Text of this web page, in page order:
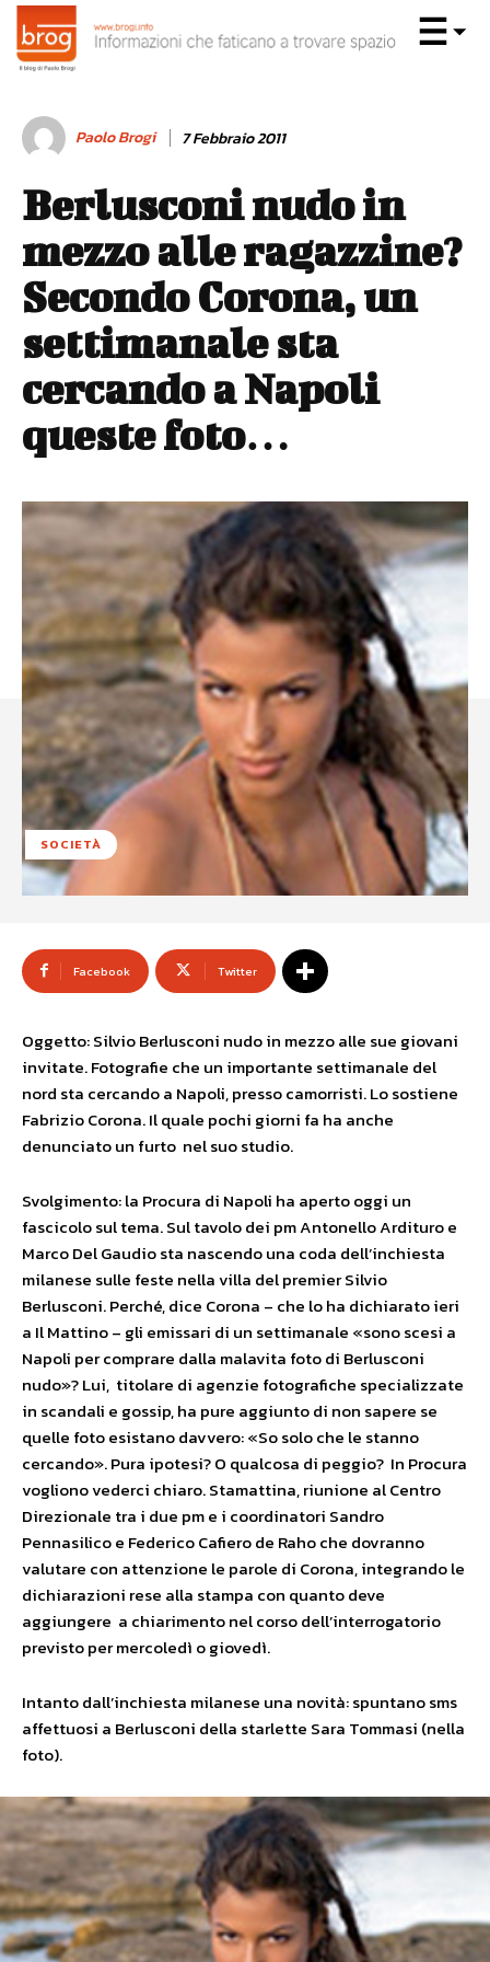
Paolo Brogi 7 Febbraio 2011
Berlusconi nudo in
mezzo alle ragazzine?
Secondo Corona, un
settimanale sta
cercando a Napoli
queste foto…
SOCIETÀ
Facebook Twitter
Oggetto: Silvio Berlusconi nudo in mezzo alle sue giovani
invitate. Fotografie che un importante settimanale del
nord sta cercando a Napoli, presso camorristi. Lo sostiene
Fabrizio Corona. Il quale pochi giorni fa ha anche
denunciato un furto nel suo studio.
Svolgimento: la Procura di Napoli ha aperto oggi un
fascicolo sul tema. Sul tavolo dei pm Antonello Ardituro e
Marco Del Gaudio sta nascendo una coda dell’inchiesta
milanese sulle feste nella villa del premier Silvio
Berlusconi. Perché, dice Corona – che lo ha dichiarato ieri
a Il Mattino – gli emissari di un settimanale «sono scesi a
Napoli per comprare dalla malavita foto di Berlusconi
nudo»? Lui, titolare di agenzie fotografiche specializzate
in scandali e gossip, ha pure aggiunto di non sapere se
quelle foto esistano davvero: «So solo che le stanno
cercando». Pura ipotesi? O qualcosa di peggio? In Procura
vogliono vederci chiaro. Stamattina, riunione al Centro
Direzionale tra i due pm e i coordinatori Sandro
Pennasilico e Federico Cafiero de Raho che dovranno
valutare con attenzione le parole di Corona, integrando le
dichiarazioni rese alla stampa con quanto deve
aggiungere a chiarimento nel corso dell’interrogatorio
previsto per mercoledì o giovedì.
Intanto dall’inchiesta milanese una novità: spuntano sms
affettuosi a Berlusconi della starlette Sara Tommasi (nella
foto).